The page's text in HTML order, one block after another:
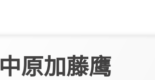
中原加藤鹰